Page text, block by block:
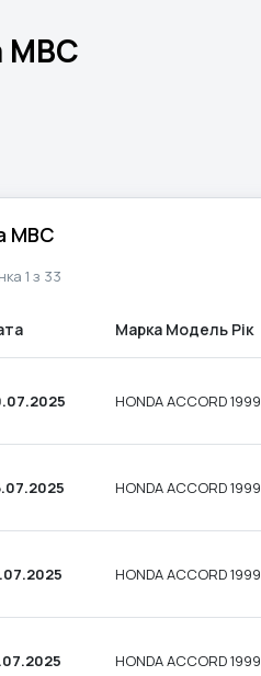
МВС
МВС
1 з 33
Марка Модель Рік
HONDA ACCORD 1999
HONDA ACCORD 1999
HONDA ACCORD 1999
HONDA ACCORD 1999